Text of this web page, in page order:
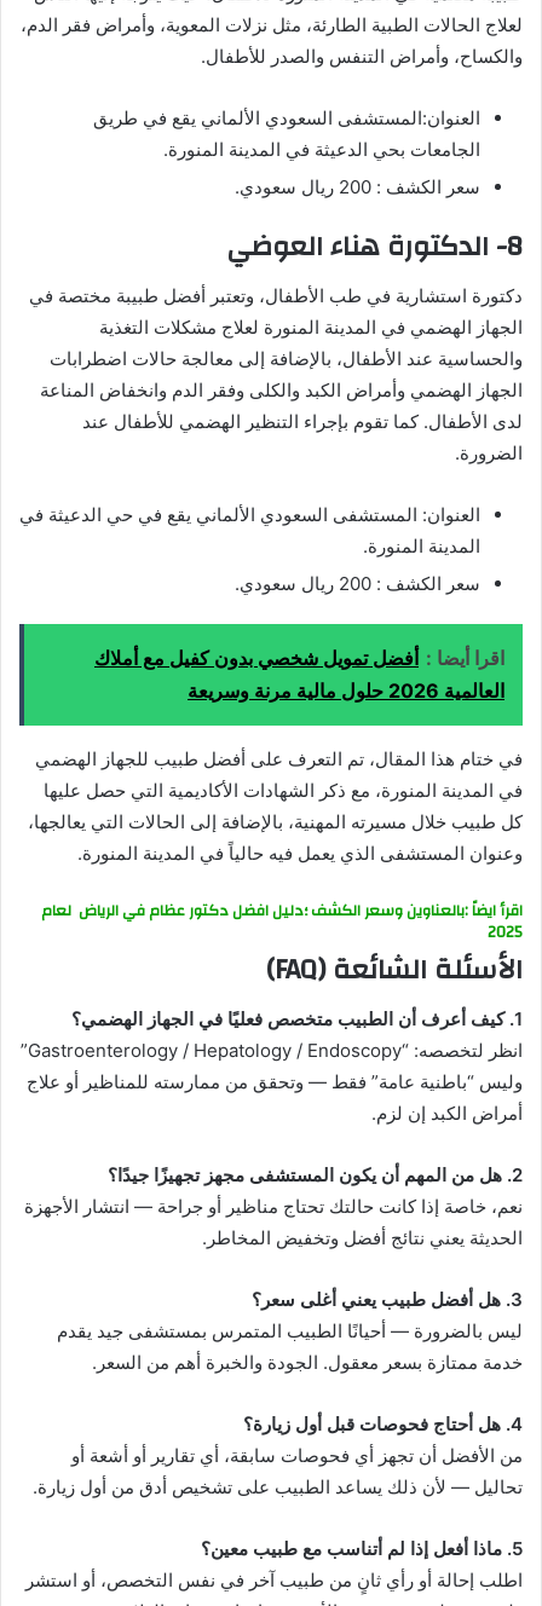
لعلاج الحالات الطبية الطارئة، مثل نزلات المعوية، وأمراض فقر الدم،
والكساح، وأمراض التنفس والصدر للأطفال.
العنوان:المستشفى السعودي الألماني يقع في طريق
الجامعات بحي الدعيثة في المدينة المنورة.
سعر الكشف : 200 ريال سعودي.
8- الدكتورة هناء العوضي
دكتورة استشارية في طب الأطفال، وتعتبر أفضل طبيبة مختصة في
الجهاز الهضمي في المدينة المنورة لعلاج مشكلات التغذية
والحساسية عند الأطفال، بالإضافة إلى معالجة حالات اضطرابات
الجهاز الهضمي وأمراض الكبد والكلى وفقر الدم وانخفاض المناعة
لدى الأطفال. كما تقوم بإجراء التنظير الهضمي للأطفال عند
الضرورة.
العنوان: المستشفى السعودي الألماني يقع في حي الدعيثة في
المدينة المنورة.
سعر الكشف : 200 ريال سعودي.
اقرا أيضا : أفضل تمويل شخصي بدون كفيل مع أملاك
العالمية 2026 حلول مالية مرنة وسريعة
في ختام هذا المقال، تم التعرف على أفضل طبيب للجهاز الهضمي
في المدينة المنورة، مع ذكر الشهادات الأكاديمية التي حصل عليها
كل طبيب خلال مسيرته المهنية، بالإضافة إلى الحالات التي يعالجها،
وعنوان المستشفى الذي يعمل فيه حالياً في المدينة المنورة.
اقرأ ايضاً :بالعناوين وسعر الكشف ؛دليل افضل دكتور عظام في الرياض لعام
2025
الأسئلة الشائعة (FAQ)
1. كيف أعرف أن الطبيب متخصص فعليًا في الجهاز الهضمي؟
انظر لتخصصه: “Gastroenterology / Hepatology / Endoscopy”
وليس “باطنية عامة” فقط — وتحقق من ممارسته للمناظير أو علاج
أمراض الكبد إن لزم.
2. هل من المهم أن يكون المستشفى مجهز تجهيزًا جيدًا؟
نعم، خاصة إذا كانت حالتك تحتاج مناظير أو جراحة — انتشار الأجهزة
الحديثة يعني نتائج أفضل وتخفيض المخاطر.
3. هل أفضل طبيب يعني أغلى سعر؟
ليس بالضرورة — أحيانًا الطبيب المتمرس بمستشفى جيد يقدم
خدمة ممتازة بسعر معقول. الجودة والخبرة أهم من السعر.
4. هل أحتاج فحوصات قبل أول زيارة؟
من الأفضل أن تجهز أي فحوصات سابقة، أي تقارير أو أشعة أو
تحاليل — لأن ذلك يساعد الطبيب على تشخيص أدق من أول زيارة.
5. ماذا أفعل إذا لم أتناسب مع طبيب معين؟
اطلب إحالة أو رأي ثانٍ من طبيب آخر في نفس التخصص، أو استشر